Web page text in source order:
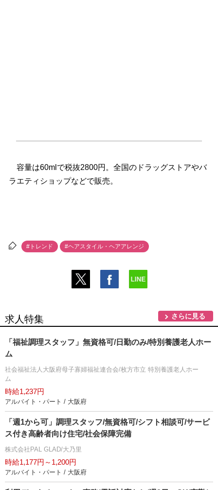
容量は60mlで税抜2800円。全国のドラッグストアやバ
ラエティショップなどで販売。
#トレンド #ヘアスタイル・ヘアアレンジ
求人特集 さらに見る
「福祉調理スタッフ」無資格可/日勤のみ/特別養護老人ホー
ム
社会福祉法人大阪府母子寡婦福祉連合会/枚方市立 特別養護老人ホー
ム
時給1,237円
アルバイト・パート / 大阪府
「週1から可」調理スタッフ/無資格可/シフト相談可/サービ
ス付き高齢者向け住宅/社会保障完備
株式会社PAL GLAD/大乃里
時給1,177円～1,200円
アルバイト・パート / 大阪府